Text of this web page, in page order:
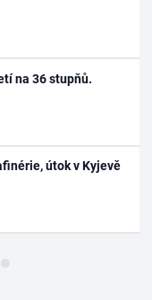
na 36 stupňů.
útok v Kyjevě